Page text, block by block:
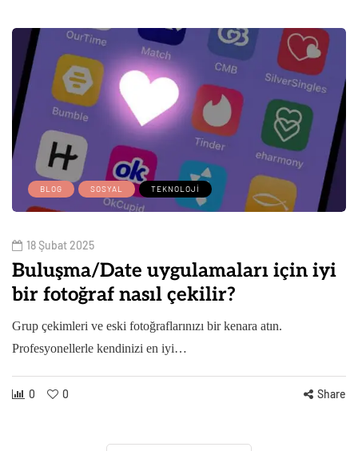
BLOG SOSYAL TEKNOLOJI
18 Şubat 2025
Buluşma/Date uygulamaları için iyi
bir fotoğraf nasıl çekilir?
Grup çekimleri ve eski fotoğraflarınızı bir kenara atın.
Profesyonellerle kendinizi en iyi…
0 0 Share